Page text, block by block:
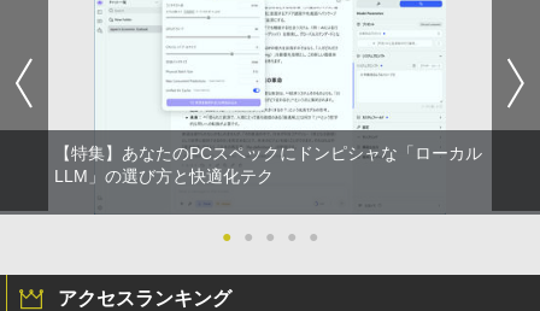
bit HDMI Core i5 8400 メモリー8GB 高
速SSD256GB M.2-NVMe +HDD1TB 無線
LAN DVDマルチ デスクトップパソコン
【中古】【30日保証】1243105
￥24,800
2
中古パソコン | NEC | Mate MRL36L-5 |
Windows11 | デスクトップ | 一年保証 |
16GB | SSD:512GB(新品) | DVDマルチ |
無線LANなし | Win11Pro64bit
21.5インチワイド ホワイト LCD LEDバ
ックライト フルHD（1920x1080） 16:9
ADSカラーパネル 非光沢 ノングレア HD
MI VGA DVI VESA準拠 ディスプレイ PS
4 switch 対応 スイッチ 【中古】
￥4,600
モバイルモニター 15.6インチ 1080P IPS
PC/スマホ/ゲーム機対応 収納ケース付き
[ 清水ユウ ]
薬屋のひとりごと 17巻 【電子書籍】[ 日
￥770
【特集】あなたのPCスペックにドンピシャな「ローカル
LLM」の選び方と快適化テク
● ● ● ● ●
アクセスランキング